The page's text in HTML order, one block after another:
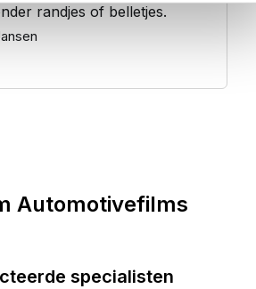
randjes of belletjes.
Automotivefilms
specialisten